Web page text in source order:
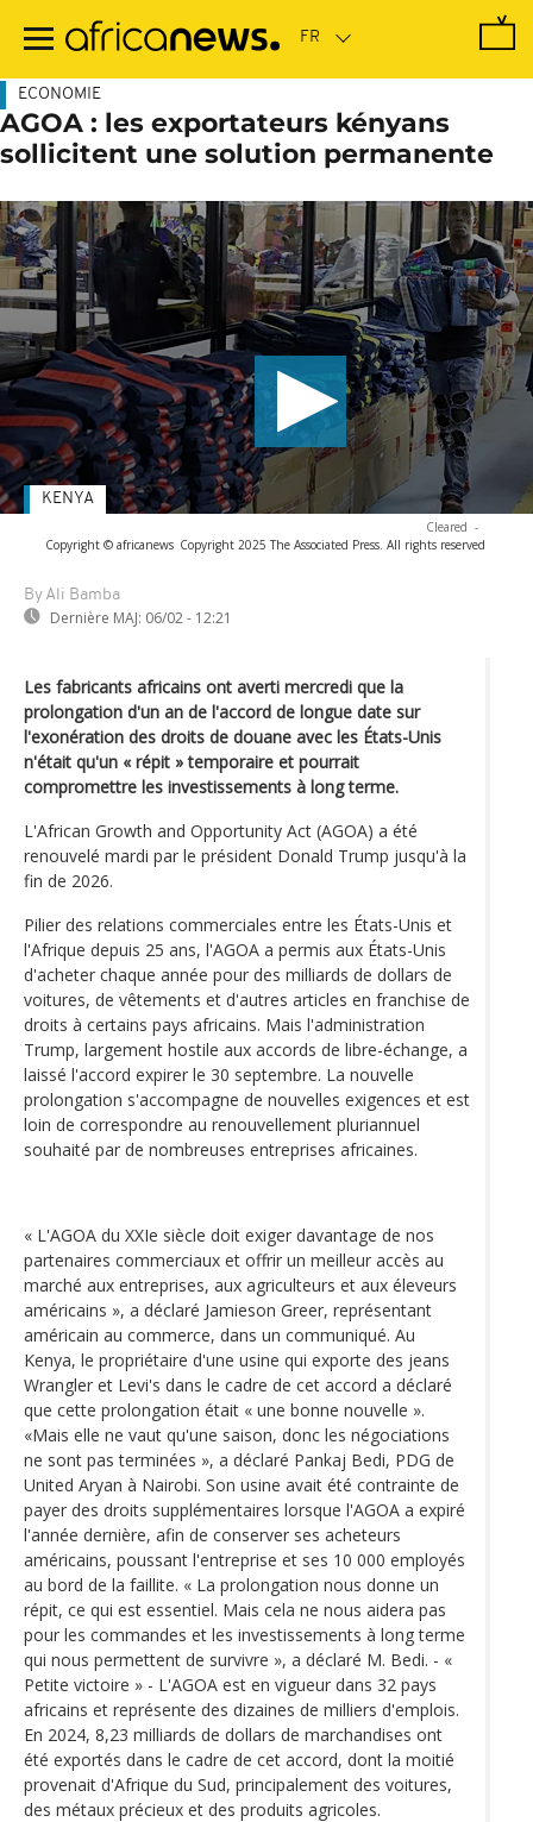
contenu
ECONOMIE
AGOA : les exportateurs kényans
sollicitent une solution permanente
Cleared -
Copyright © africanews Copyright 2025 The Associated Press. All rights reserved
By Ali Bamba
Dernière MAJ: 06/02 - 12:21
KENYA
Les fabricants africains ont averti mercredi que la
prolongation d'un an de l'accord de longue date sur
l'exonération des droits de douane avec les États-Unis
n'était qu'un « répit » temporaire et pourrait
compromettre les investissements à long terme.
L'African Growth and Opportunity Act (AGOA) a été
renouvelé mardi par le président Donald Trump jusqu'à la
fin de 2026.
Pilier des relations commerciales entre les États-Unis et
l'Afrique depuis 25 ans, l'AGOA a permis aux États-Unis
d'acheter chaque année pour des milliards de dollars de
voitures, de vêtements et d'autres articles en franchise de
droits à certains pays africains. Mais l'administration
Trump, largement hostile aux accords de libre-échange, a
laissé l'accord expirer le 30 septembre. La nouvelle
prolongation s'accompagne de nouvelles exigences et est
loin de correspondre au renouvellement pluriannuel
souhaité par de nombreuses entreprises africaines.
« L'AGOA du XXIe siècle doit exiger davantage de nos
partenaires commerciaux et offrir un meilleur accès au
marché aux entreprises, aux agriculteurs et aux éleveurs
américains », a déclaré Jamieson Greer, représentant
américain au commerce, dans un communiqué. Au
Kenya, le propriétaire d'une usine qui exporte des jeans
Wrangler et Levi's dans le cadre de cet accord a déclaré
que cette prolongation était « une bonne nouvelle ».
«Mais elle ne vaut qu'une saison, donc les négociations
ne sont pas terminées », a déclaré Pankaj Bedi, PDG de
United Aryan à Nairobi. Son usine avait été contrainte de
payer des droits supplémentaires lorsque l'AGOA a expiré
l'année dernière, afin de conserver ses acheteurs
américains, poussant l'entreprise et ses 10 000 employés
au bord de la faillite. « La prolongation nous donne un
répit, ce qui est essentiel. Mais cela ne nous aidera pas
pour les commandes et les investissements à long terme
qui nous permettent de survivre », a déclaré M. Bedi. - «
Petite victoire » - L'AGOA est en vigueur dans 32 pays
africains et représente des dizaines de milliers d'emplois.
En 2024, 8,23 milliards de dollars de marchandises ont
été exportés dans le cadre de cet accord, dont la moitié
provenait d'Afrique du Sud, principalement des voitures,
des métaux précieux et des produits agricoles.